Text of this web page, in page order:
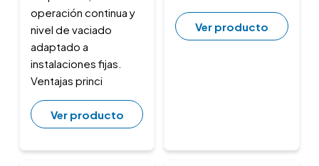
operación continua y
nivel de vaciado
adaptado a
instalaciones fijas.
Ventajas princi
Ver producto
Ver producto